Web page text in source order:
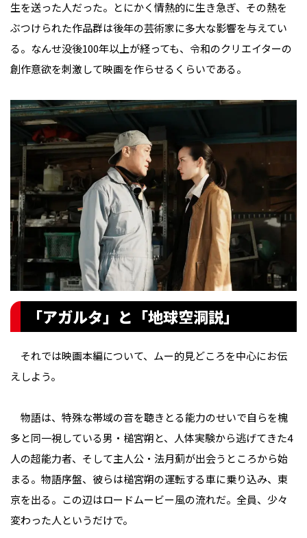
生を送った人だった。とにかく情熱的に生き急ぎ、その熱を
ぶつけられた作品群は後年の芸術家に多大な影響を与えてい
る。なんせ没後100年以上が経っても、令和のクリエイターの
創作意欲を刺激して映画を作らせるくらいである。
「アガルタ」と「地球空洞説」
それでは映画本編について、ムー的見どころを中心にお伝
えしよう。
物語は、特殊な帯域の音を聴きとる能力のせいで自らを槐
多と同一視している男・槌宮朔と、人体実験から逃げてきた4
人の超能力者、そして主人公・法月薊が出会うところから始
まる。物語序盤、彼らは槌宮朔の運転する車に乗り込み、東
京を出る。この辺はロードムービー風の流れだ。全員、少々
変わった人というだけで。